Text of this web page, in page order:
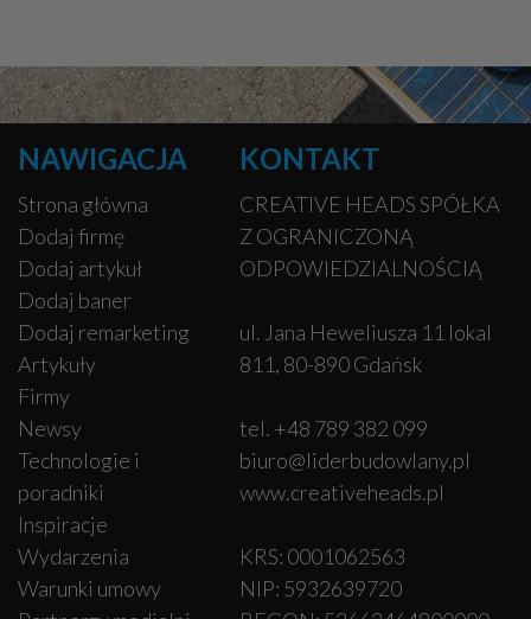
NAWIGACJA
Strona główna
Dodaj firmę
Dodaj artykuł
Dodaj baner
Dodaj remarketing
Artykuły
Firmy
Newsy
Technologie i
poradniki
Inspiracje
Wydarzenia
Warunki umowy
KONTAKT
CREATIVE HEADS SPÓŁKA
Z OGRANICZONĄ
ODPOWIEDZIALNOŚCIĄ
ul. Jana Heweliusza 11 lokal
811, 80-890 Gdańsk
tel. +48 789 382 099
biuro@liderbudowlany.pl
www.creativeheads.pl
KRS: 0001062563
NIP: 5932639720